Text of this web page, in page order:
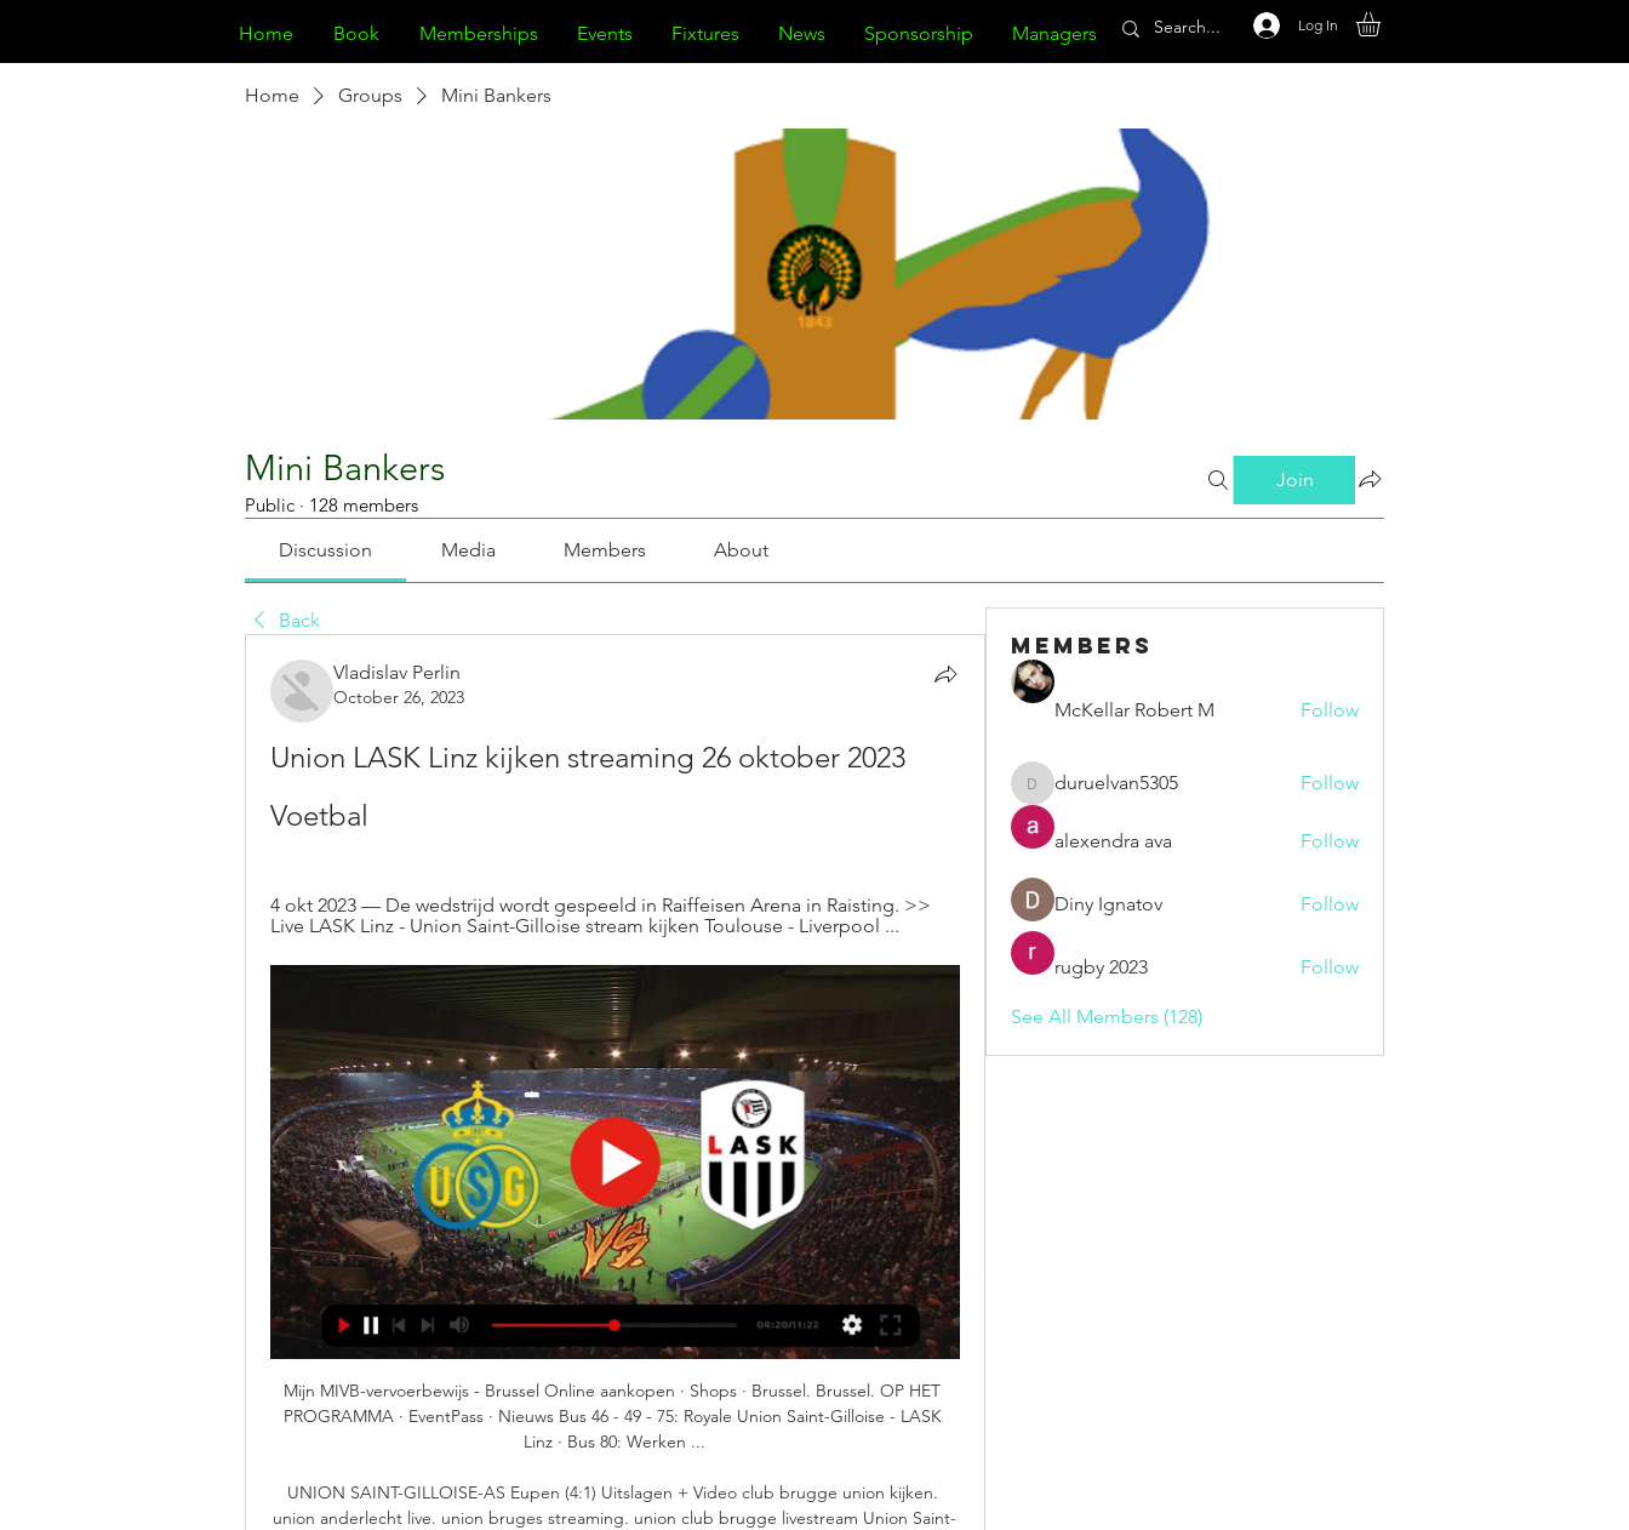
Home Book Memberships Events Fixtures News Sponsorship Managers Log In
Home Groups Mini Bankers
Mini Bankers
Public · 128 members
Join
Discussion Media Members About
Back
Vladislav Perlin
October 26, 2023
Union LASK Linz kijken streaming 26 oktober 2023
Voetbal
4 okt 2023 — De wedstrijd wordt gespeeld in Raiffeisen Arena in Raisting. >>
Live LASK Linz - Union Saint-Gilloise stream kijken Toulouse - Liverpool ...
Mijn MIVB-vervoerbewijs - Brussel Online aankopen · Shops · Brussel. Brussel. OP HET
PROGRAMMA · EventPass · Nieuws Bus 46 - 49 - 75: Royale Union Saint-Gilloise - LASK
Linz · Bus 80: Werken ...
UNION SAINT-GILLOISE-AS Eupen (4:1) Uitslagen + Video club brugge union kijken.
union anderlecht live. union bruges streaming. union club brugge livestream Union Saint-
Members
McKellar Robert M Follow
duruelvan5305
duruelvan5305 Follow
alexendra ava Follow
Diny Ignatov Follow
rugby 2023 Follow
See All Members (128)